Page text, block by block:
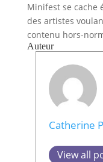
Minifest se cache
des artistes
contenu hors-
Auteur
Catherine
View all